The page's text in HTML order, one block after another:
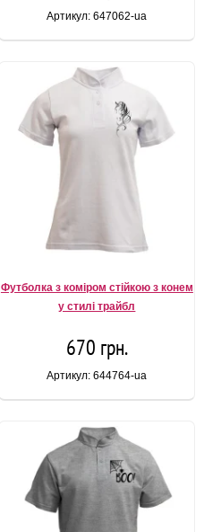
Артикул: 647062-ua
Футболка з коміром стійкою з конем
у стилі трайбл
670 грн.
Артикул: 644764-ua